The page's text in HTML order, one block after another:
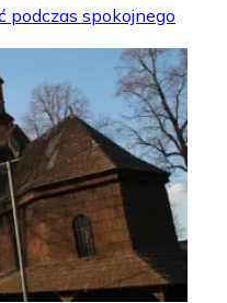
podczas spokojnego